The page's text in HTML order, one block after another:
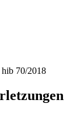
70/2018